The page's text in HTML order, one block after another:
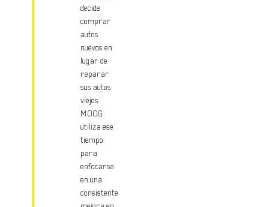
decide
comprar
autos
nuevos en
lugar de
reparar
sus autos
viejos.
MOOG
utiliza ese
tiempo
para
enfocarse
en una
consistente